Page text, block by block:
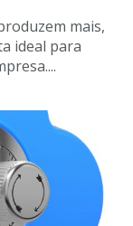
mais,
ideal para